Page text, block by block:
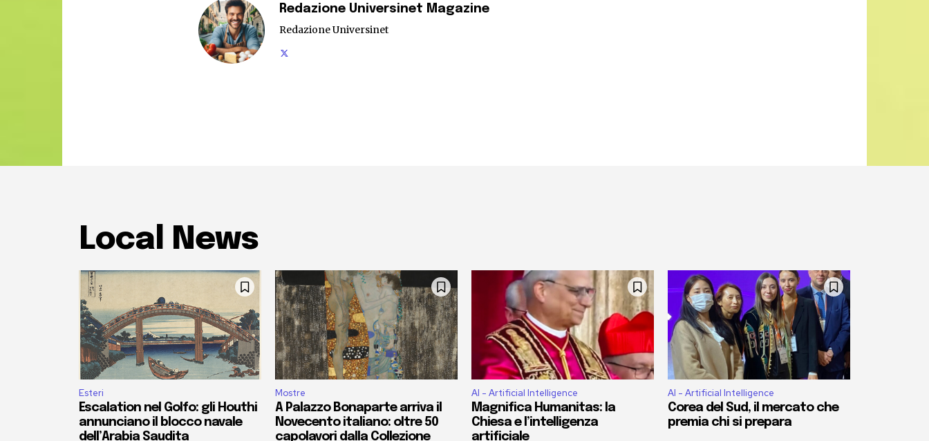
Redazione Universinet Magazine
Redazione Universinet
Local News
Esteri
Escalation nel Golfo: gli Houthi
annunciano il blocco navale
dell’Arabia Saudita
Mostre
A Palazzo Bonaparte arriva il
Novecento italiano: oltre 50
capolavori dalla Collezione
AI - Artificial Intelligence
Magnifica Humanitas: la
Chiesa e l’intelligenza
artificiale
AI - Artificial Intelligence
Corea del Sud, il mercato che
premia chi si prepara